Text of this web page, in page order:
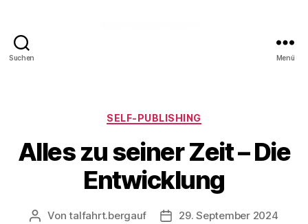
Suchen Menü
Kategorien
SELF-PUBLISHING
Alles zu seiner Zeit – Die
Entwicklung
Beitragsautor
Vontalfahrt.bergauf Veröffentlichungsdatum
29. September 2024